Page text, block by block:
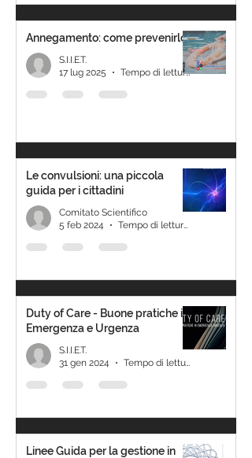
Annegamento: come prevenirlo
S.I.I.E.T.
17 lug 2025
Tempo di lettura: 1 min
Le convulsioni: una piccola
guida per i cittadini
Comitato Scientifico
5 feb 2024
Tempo di lettura: 1 min
Duty of Care - Buone pratiche in
Emergenza e Urgenza
S.I.I.E.T.
31 gen 2024
Tempo di lettura: 2 min
Linee Guida per la gestione in